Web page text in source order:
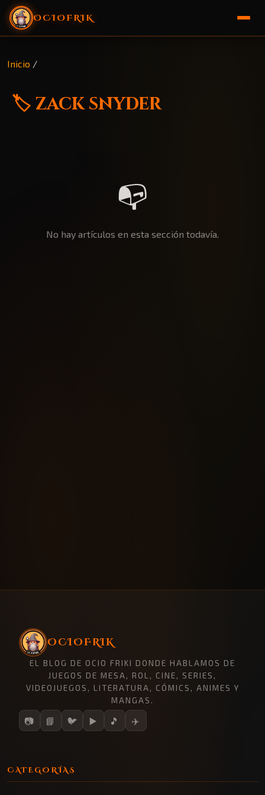
OCIOFRIK
Inicio /
🏷️ zack snyder
📭
No hay artículos en esta sección todavía.
OCIOFRIK
EL BLOG DE OCIO FRIKI DONDE HABLAMOS DE
JUEGOS DE MESA, ROL, CINE, SERIES,
VIDEOJUEGOS, LITERATURA, CÓMICS, ANIMES Y
MANGAS.
📷 📘 🐦 ▶️ 🎵 ✈️
CATEGORÍAS